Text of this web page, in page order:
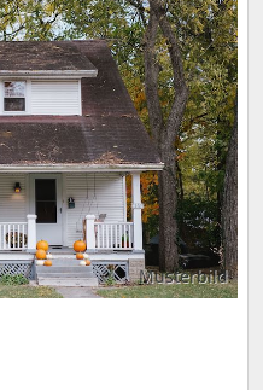
Musterbild